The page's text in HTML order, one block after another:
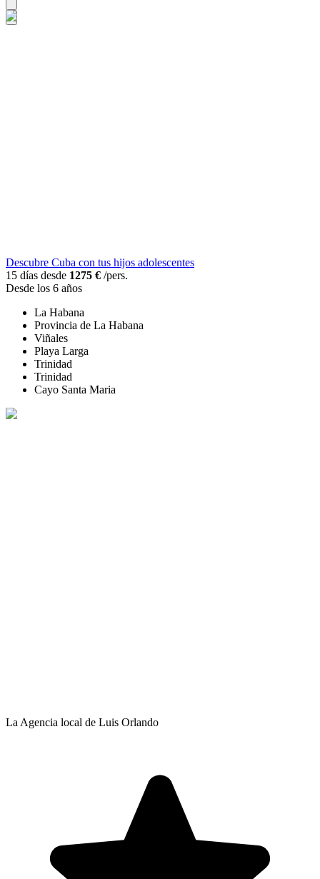
Descubre Cuba con tus hijos adolescentes
15 días desde 1275 € /pers.
Desde los 6 años
La Habana
Provincia de La Habana
Viñales
Playa Larga
Trinidad
Trinidad
Cayo Santa Maria
La Agencia local de Luis Orlando